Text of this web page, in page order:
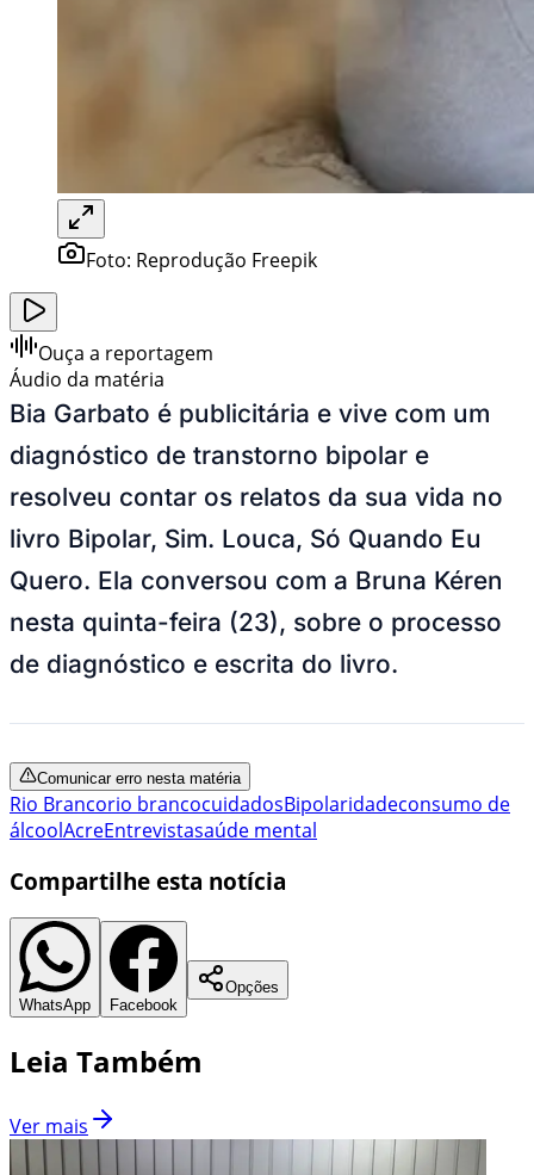
Foto: Reprodução Freepik
Ouça a reportagem
Áudio da matéria
Bia Garbato é publicitária e vive com um
diagnóstico de transtorno bipolar e
resolveu contar os relatos da sua vida no
livro Bipolar, Sim. Louca, Só Quando Eu
Quero. Ela conversou com a Bruna Kéren
nesta quinta-feira (23), sobre o processo
de diagnóstico e escrita do livro.
Comunicar erro nesta matéria
Rio Brancorio brancocuidadosBipolaridadeconsumo de
álcoolAcreEntrevistasaúde mental
Compartilhe esta notícia
WhatsApp Facebook
Opções
Leia Também
Ver mais